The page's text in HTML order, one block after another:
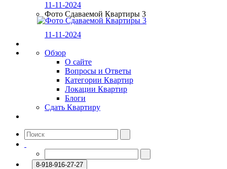
11-11-2024
Фото Сдаваемой Квартиры 3
11-11-2024
Обзор
О сайте
Вопросы и Ответы
Категории Квартир
Локации Квартир
Блоги
Сдать Квартиру
8-918-916-27-27